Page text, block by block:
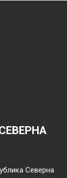
Северна